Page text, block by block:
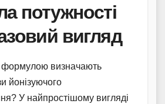
потужності
вигляд
визначають
йонізуючого
У найпростішому вигляді